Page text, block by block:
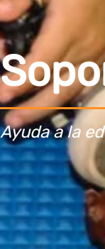
Ayuda a la